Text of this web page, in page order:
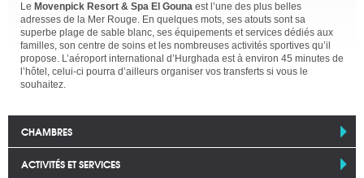
Le Movenpick Resort & Spa El Gouna est l’une des plus belles
adresses de la Mer Rouge. En quelques mots, ses atouts sont sa
superbe plage de sable blanc, ses équipements et services dédiés aux
familles, son centre de soins et les nombreuses activités sportives qu’il
propose. L’aéroport international d’Hurghada est à environ 45 minutes de
l’hôtel, celui-ci pourra d’ailleurs organiser vos transferts si vous le
souhaitez.
CHAMBRES
ACTIVITÉS ET SERVICES